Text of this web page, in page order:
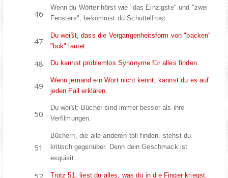
Wenn du Wörter hörst wie "das Einzigste" und "zwei
Fensters", bekommst du Schüttelfrost.
Du weißt, dass die Vergangenheitsform von "backen"
"buk" lautet.
Du kannst problemlos Synonyme für alles finden.
Wenn jemand ein Wort nicht kennt, kannst du es auf
jeden Fall erklären.
Du weißt: Bücher sind immer besser als ihre
Verfilmungen.
Büchern, die alle anderen toll finden, stehst du
kritisch gegenüber. Denn dein Geschmack ist
exquisit.
Trotz 51. liest du alles, was du in die Finger kriegst.